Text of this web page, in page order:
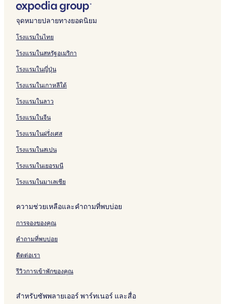
a
n
g
M
i
lv
e
r
R
s
r
t
e
s
o
r
n
P
r
e
i
r
H
o
t
l
a
i
N
i
m
n
J
o
u
n
y
h
u
b
N
i
m
m
n
h
i
a
n
M
i
g
m
a
i
c
e
H
o
e
C
h
i
a
g
a
i
u
F
a
h
u
n
g
C
h
a
g
M
a
i
S
E
N
G
o
e
l
h
u
c
o
e
o
t
e
l
h
a
n
g
M
a
i
H
o
t
e
N
m
m
a
n
h
a
n
g
M
a
i
o
t
e
l
h
a
n
g
m
i
R
u
a
m
h
k
i
n
g
h
s
e
l
-
A
u
t
s
O
n
l
y
I
n
a
H
u
e
บ
N
o
b
e
a
r
n
t
n
B
o
u
t
i
q
H
t
e
l
รั
บ
N
a
h
p
a
e
C
i
n
g
m
a
i
H
e
ห
รั
บ
N
r
w
i
n
d
o
e
l
สำ
ห
รั
บ
o
e
l
S
e
s
i
N
i
m
m
a
h
a
n
g
M
i
d
น
สำ
ห
รั
B
M
a
h
i
o
B
o
u
t
i
q
&
u
d
g
e
H
e
า
น
สำ
ห
บ
r
a
n
d
a
h
o
m
H
o
t
จุดหมายปลายทางยอดนิยม
โรงแรมในไทย
โรงแรมในสหรัฐอเมริกา
โรงแรมในญี่ปุ่น
โรงแรมในเกาหลีใต้
โรงแรมในลาว
โรงแรมในจีน
โรงแรมในฝรั่งเศส
โรงแรมในสเปน
โรงแรมในเยอรมนี
โรงแรมในมาเลเซีย
ความช่วยเหลือและคำถามที่พบบ่อย
การจองของคุณ
คำถามที่พบบ่อย
ติดต่อเรา
รีวิวการเข้าพักของคุณ
สำหรับซัพพลายเออร์ พาร์ทเนอร์ และสื่อ